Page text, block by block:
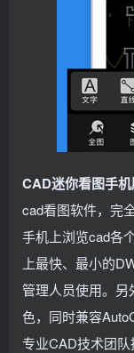
CAD迷你看图手
cad看图软件，完
手机上浏览cad各
上最快、最小的
管理人员使用。
色，同时兼容
专业CAD技术团